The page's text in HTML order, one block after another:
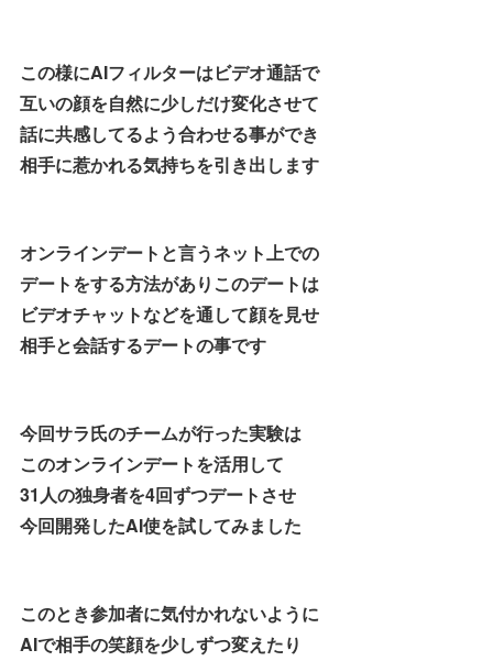
この様にAIフィルターはビデオ通話で
互いの顔を自然に少しだけ変化させて
話に共感してるよう合わせる事ができ
相手に惹かれる気持ちを引き出します
オンラインデートと言うネット上での
デートをする方法がありこのデートは
ビデオチャットなどを通して顔を見せ
相手と会話するデートの事です
今回サラ氏のチームが行った実験は
このオンラインデートを活用して
31人の独身者を4回ずつデートさせ
今回開発したAI使を試してみました
このとき参加者に気付かれないように
AIで相手の笑顔を少しずつ変えたり